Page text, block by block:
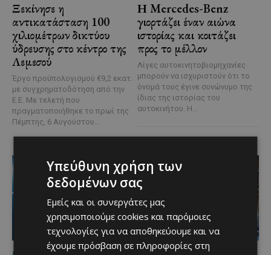
Ξεκίνησε η
αντικατάσταση 100
χιλιομέτρων δικτύου
ύδρευσης στο κέντρο της
Λεμεσού
Έργο προϋπολογισμού €9,2 εκατ.
με συγχρηματοδότηση από την
Ε.Ε. Με τελετή που
πραγματοποιήθηκε το πρωί της
Πέμπτης, 6 Αυγούστου...
Η Mercedes-Benz
γιορτάζει έναν αιώνα
ιστορίας και κοιτάζει
προς το μέλλον
Λίγες αυτοκινητοβιομηχανίες
μπορούν να ισχυριστούν ότι το
όνομά τους έγινε συνώνυμο της
ίδιας της ιστορίας του
αυτοκινήτου. Η...
Υπεύθυνη χρήση των
δεδομένων σας
Εμείς και οι συνεργάτες μας
χρησιμοποιούμε cookies και παρόμοιες
τεχνολογίες για να αποθηκεύουμε και να
έχουμε πρόσβαση σε πληροφορίες στη